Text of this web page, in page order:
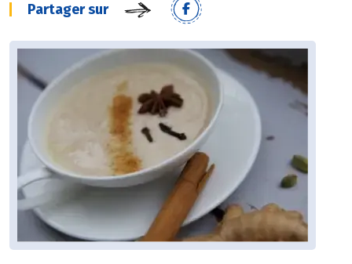
Partager sur